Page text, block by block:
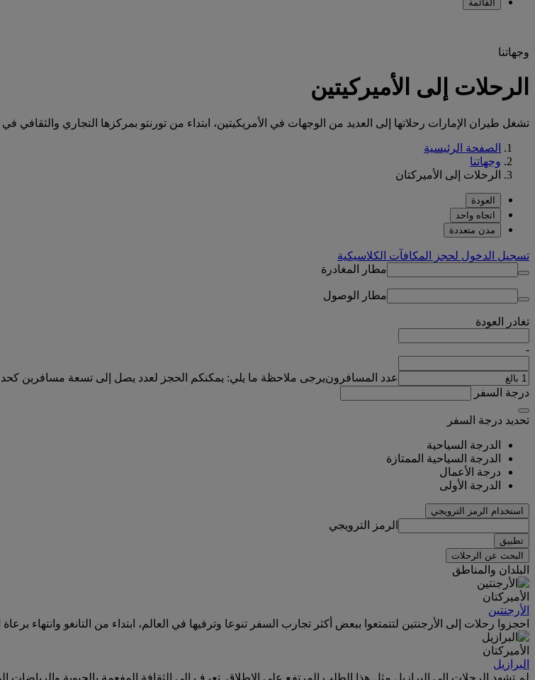
القائمة
وجهاتنا
الرحلات إلى الأميركيتين
تشغل طيران الإمارات رحلاتها إلى العديد من الوجهات في الأمريكيتين، ابتداء من تورنتو بمركزها التجاري والثقافي
الصفحة الرئيسية
وجهاتنا
الرحلات إلى الأميركتان
العودة
اتجاه واحد
مدن متعددة
تسجيل الدخول لحجز المكافآت الكلاسيكية
مطار المغادرة
مطار الوصول
تغادر العودة
-
عدد المسافرونيرجى ملاحظة ما يلي: يمكنكم الحجز لعدد يصل إلى تسعة مسافرين
درجة السفر
تحديد درجة السفر
الدرجة السياحية
الدرجة السياحية الممتازة
درجة الأعمال
الدرجة الأولى
استخدام الرمز الترويجي
الرمز الترويجي
تطبيق
البحث عن الرحلات
البلدان والمناطق
الأميركتان
الأرجنتين
احجزوا رحلات إلى الأرجنتين لتتمتعوا ببعض أكثر تجارب السفر تنوعا وترفيها في العالم، ابتداء من التانغو وانتهاء برعاة
الأميركتان
البرازيل
لم تشهد الرحلات إلى البرازيل مثل هذا الطلب المرتفع على الإطلاق. تعرف إلى الثقافة المفعمة بالحيوية والرياضات